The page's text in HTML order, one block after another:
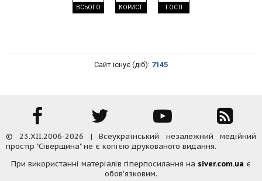
ВСЬОГО КОРИСТ. ГОСТІ
Сайт існує (діб): 7145
© 23.XII.2006-2026 | Всеукраїнський незалежний медійний
простір "Сіверщина" не є копією друкованого видання.
При використанні матеріалів гіперпосилання на siver.com.ua є
обов'язковим.